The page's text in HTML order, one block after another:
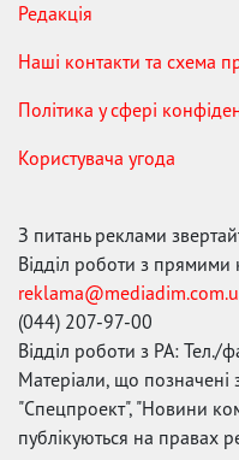
Редакція
Наші контакти та схема
Політика у сфері
Користувача угода
З питань реклами
Відділ роботи з прямими
(044) 207-97-00
Відділ роботи з РА:
Матеріали, що позначені
"Спецпроект", "Новини
публікуються на правах